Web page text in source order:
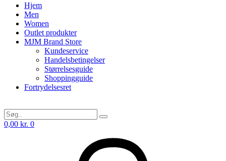
Hjem
Men
Women
Outlet produkter
MJM Brand Store
Kundeservice
Handelsbetingelser
Størrelsesguide
Shoppingguide
Fortrydelsesret
0,00 kr. 0